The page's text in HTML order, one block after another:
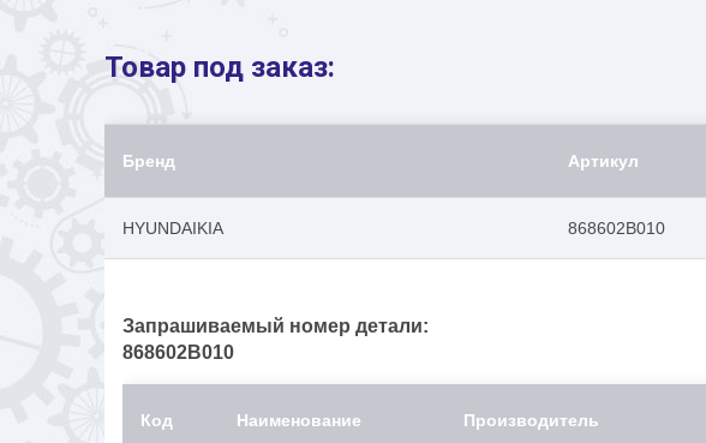
Товар под заказ:
Бренд Артикул
HYUNDAIKIA 868602B010
Запрашиваемый номер детали:
868602B010
Код Наименование Производитель